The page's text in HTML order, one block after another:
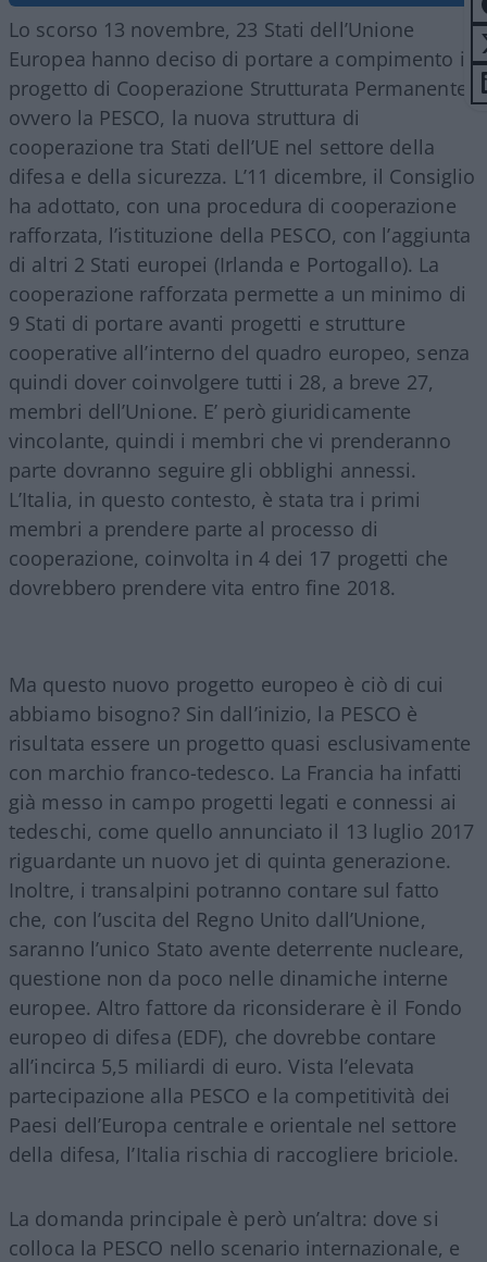
Lo scorso 13 novembre, 23 Stati dell’Unione
Europea hanno deciso di portare a compimento il
progetto di Cooperazione Strutturata Permanente,
ovvero la PESCO, la nuova struttura di
cooperazione tra Stati dell’UE nel settore della
difesa e della sicurezza. L’11 dicembre, il Consiglio
ha adottato, con una procedura di cooperazione
rafforzata, l’istituzione della PESCO, con l’aggiunta
di altri 2 Stati europei (Irlanda e Portogallo). La
cooperazione rafforzata permette a un minimo di
9 Stati di portare avanti progetti e strutture
cooperative all’interno del quadro europeo, senza
quindi dover coinvolgere tutti i 28, a breve 27,
membri dell’Unione. E’ però giuridicamente
vincolante, quindi i membri che vi prenderanno
parte dovranno seguire gli obblighi annessi.
L’Italia, in questo contesto, è stata tra i primi
membri a prendere parte al processo di
cooperazione, coinvolta in 4 dei 17 progetti che
dovrebbero prendere vita entro fine 2018.
Ma questo nuovo progetto europeo è ciò di cui
abbiamo bisogno? Sin dall’inizio, la PESCO è
risultata essere un progetto quasi esclusivamente
con marchio franco-tedesco. La Francia ha infatti
già messo in campo progetti legati e connessi ai
tedeschi, come quello annunciato il 13 luglio 2017
riguardante un nuovo jet di quinta generazione.
Inoltre, i transalpini potranno contare sul fatto
che, con l’uscita del Regno Unito dall’Unione,
saranno l’unico Stato avente deterrente nucleare,
questione non da poco nelle dinamiche interne
europee. Altro fattore da riconsiderare è il Fondo
europeo di difesa (EDF), che dovrebbe contare
all’incirca 5,5 miliardi di euro. Vista l’elevata
partecipazione alla PESCO e la competitività dei
Paesi dell’Europa centrale e orientale nel settore
della difesa, l’Italia rischia di raccogliere briciole.
La domanda principale è però un’altra: dove si
colloca la PESCO nello scenario internazionale, e